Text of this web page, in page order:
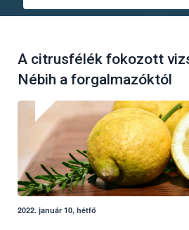
A citrusfélék fokozott
Nébih a forgalmazóktól
2022. január 10, hétfő